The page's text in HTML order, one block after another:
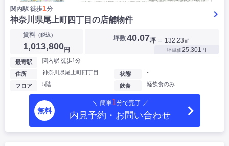
関內駅 徒歩1分
神奈川県尾上町四丁目の店舗物件
賃料 （税込）
1,013,800円
坪数40.07坪 ＝ 132.23㎡
坪単価25,301円
最寄駅 関內駅 徒歩1分
住所 神奈川県尾上町四丁目
フロア 5階
状態 -
飲食 軽飲食のみ
無料
＼ 簡単1分で完了 ／
内見予約・お問い合わせ